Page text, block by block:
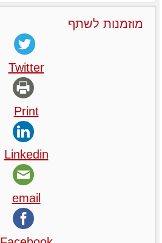
מוזמנות לשתף
Twitter
Print
Linkedin
email